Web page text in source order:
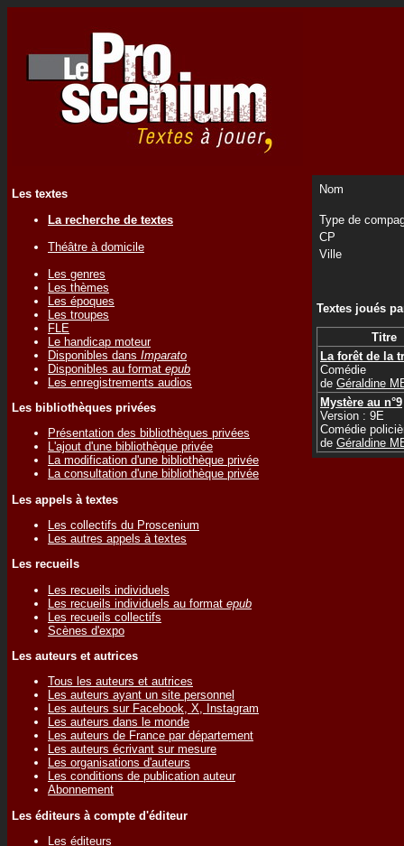
Les textes
La recherche de textes
Théâtre à domicile
Les genres
Les thèmes
Les époques
Les troupes
FLE
Le handicap moteur
Disponibles dans Imparato
Disponibles au format epub
Les enregistrements audios
Les bibliothèques privées
Présentation des bibliothèques privées
L'ajout d'une bibliothèque privée
La modification d'une bibliothèque privée
La consultation d'une bibliothèque privée
Les appels à textes
Les collectifs du Proscenium
Les autres appels à textes
Les recueils
Les recueils individuels
Les recueils individuels au format epub
Les recueils collectifs
Scènes d'expo
Les auteurs et autrices
Tous les auteurs et autrices
Les auteurs ayant un site personnel
Les auteurs sur Facebook, X, Instagram
Les auteurs dans le monde
Les auteurs de France par département
Les auteurs écrivant sur mesure
Les organisations d'auteurs
Les conditions de publication auteur
Abonnement
Les éditeurs à compte d'éditeur
Les éditeurs
Nom
Type de
CP
Ville
Textes joués
Titre
La forêt de la
Comédie
de Géraldine
Mystère au n°9
Version : 9E
Comédie
de Géraldine